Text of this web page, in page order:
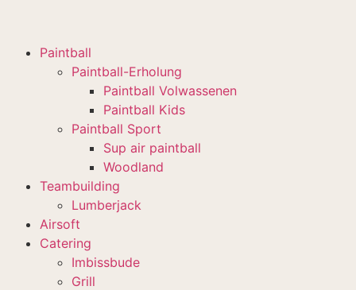
Paintball
Paintball-Erholung
Paintball Volwassenen
Paintball Kids
Paintball Sport
Sup air paintball
Woodland
Teambuilding
Lumberjack
Airsoft
Catering
Imbissbude
Grill